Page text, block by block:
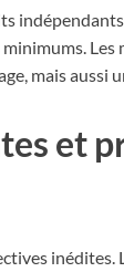
mais aussi
et